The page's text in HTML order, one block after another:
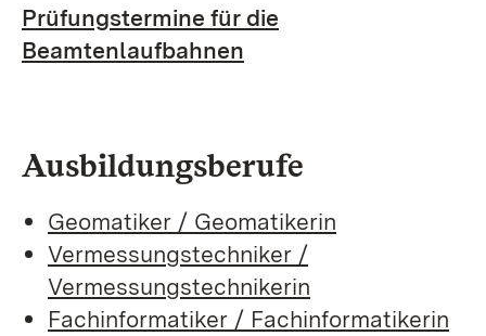
Prüfungstermine für die
Beamtenlaufbahnen
Ausbildungsberufe
Geomatiker / Geomatikerin
Vermessungstechniker /
Vermessungstechnikerin
Fachinformatiker / Fachinformatikerin